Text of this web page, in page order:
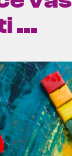
...